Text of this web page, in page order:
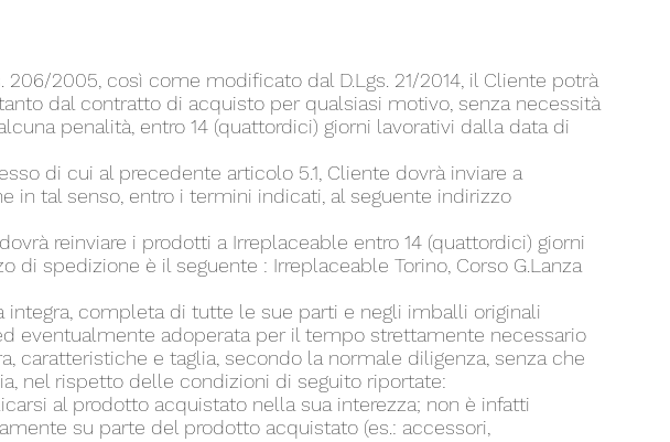
206/2005, così come modificato dal D.Lgs. 21/2014, il Cliente potrà
dal contratto di acquisto per qualsiasi motivo, senza necessità
penalità, entro 14 (quattordici) giorni lavorativi dalla data di
di cui al precedente articolo 5.1, Cliente dovrà inviare a
in tal senso, entro i termini indicati, al seguente indirizzo
reinviare i prodotti a Irreplaceable entro 14 (quattordici) giorni
di spedizione è il seguente : Irreplaceable Torino, Corso G.Lanza
integra, completa di tutte le sue parti e negli imballi originali
eventualmente adoperata per il tempo strettamente necessario
caratteristiche e taglia, secondo la normale diligenza, senza che
nel rispetto delle condizioni di seguito riportate:
al prodotto acquistato nella sua interezza; non è infatti
su parte del prodotto acquistato (es.: accessori,